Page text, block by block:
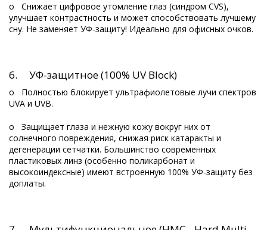
o Снижает цифровое утомление глаз (синдром CVS),
улучшает контрастность и может способствовать лучшему
сну. Не заменяет УФ-защиту! Идеально для офисных очков.
6. УФ-защитное (100% UV Block)
o Полностью блокирует ультрафиолетовые лучи спектров
UVA и UVB.
o Защищает глаза и нежную кожу вокруг них от
солнечного повреждения, снижая риск катаракты и
дегенерации сетчатки. Большинство современных
пластиковых линз (особенно поликарбонат и
высокоиндексные) имеют встроенную 100% УФ-защиту без
доплаты.